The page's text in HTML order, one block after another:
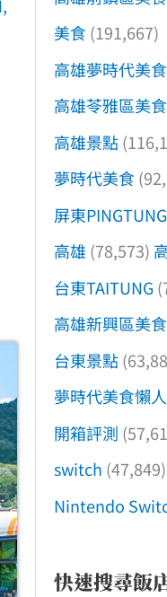
,
美食 (191,667)
高雄夢時代美食
高雄苓雅區美食
高雄景點
夢時代美食
屏東PINGTUNG
高雄 (78,573)
台東TAITUNG
高雄新興區美食
台東景點
夢時代美食懶
開箱評測
switch (47,849)
Nintendo
快速搜尋飯